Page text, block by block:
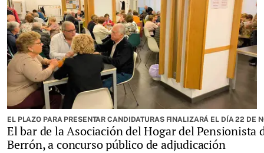
EL PLAZO PARA PRESENTAR CANDIDATURAS FINALIZARÁ EL DÍA 22 DE
El bar de la Asociación del Hogar del Pensionista
Berrón, a concurso público de adjudicación